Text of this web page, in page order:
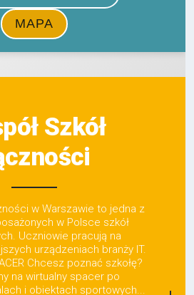
Szkół
w Warszawie to jedna z
w Polsce szkół
Uczniowie pracują na
urządzeniach branży IT.
Chcesz poznać szkołę?
na wirtualny spacer po
i obiektach sportowych...